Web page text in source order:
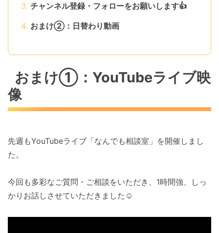
チャンネル登録・フォローをお願いします👍
おまけ②：日替わり動画
おまけ①：YouTubeライブ映
像
先週もYouTubeライブ「なんでも相談室」を開催しまし
た。
今回も多彩なご質問・ご相談をいただき、1時間強、しっ
かりお話しさせていただきました☺️